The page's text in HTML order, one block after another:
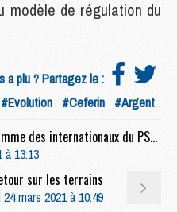
modèle de régulation du
a plu ? Partagez le :
#Evolution #Ceferin #Argent
Sélections : Le programme des internationaux du PSG durant la trêve
à 13:13
sur les terrains
mars 2021 à 10:49